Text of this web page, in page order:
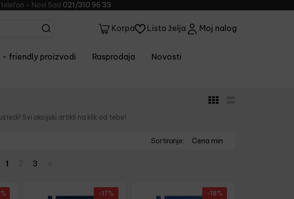
- Novi Sad 021/310 96 33
Moj nalog
Korpa Lista želja
- friendly proizvodi Rasprodaja Novosti
Svi akcijski artikli na klik od tebe!
Sortiranje: Cena min
1 3
-17% -18%